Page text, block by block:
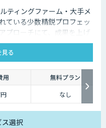
ティングファーム・大手メ
ている少数精鋭プロフェッ
プローチにて、成果を上げ
質』『低予算』でご提供可
る
用
無料プラン
なし
ス選択